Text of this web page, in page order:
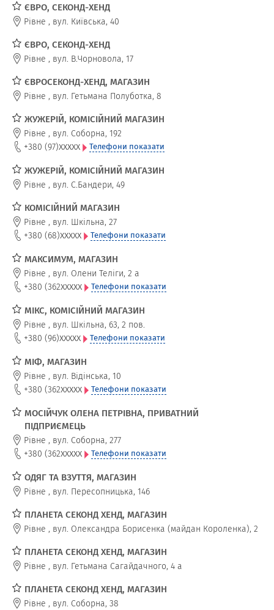
ЄВРО, СЕКОНД-ХЕНД
Рівне , вул. Київська, 40
ЄВРО, СЕКОНД-ХЕНД
Рівне , вул. В.Чорновола, 17
ЄВРОСЕКОНД-ХЕНД, МАГАЗИН
Рівне , вул. Гетьмана Полуботка, 8
ЖУЖЕРІЙ, КОМІСІЙНИЙ МАГАЗИН
Рівне , вул. Соборна, 192
+380 (97)xxxxx Телефони показати
ЖУЖЕРІЙ, КОМІСІЙНИЙ МАГАЗИН
Рівне , вул. С.Бандери, 49
КОМІСІЙНИЙ МАГАЗИН
Рівне , вул. Шкільна, 27
+380 (68)xxxxx Телефони показати
МАКСИМУМ, МАГАЗИН
Рівне , вул. Олени Теліги, 2 а
+380 (362xxxxx Телефони показати
МІКС, КОМІСІЙНИЙ МАГАЗИН
Рівне , вул. Шкільна, 63, 2 пов.
+380 (96)xxxxx Телефони показати
МІФ, МАГАЗИН
Рівне , вул. Відінська, 10
+380 (362xxxxx Телефони показати
МОСІЙЧУК ОЛЕНА ПЕТРІВНА, ПРИВАТНИЙ
ПІДПРИЄМЕЦЬ
Рівне , вул. Соборна, 277
+380 (362xxxxx Телефони показати
ОДЯГ ТА ВЗУТТЯ, МАГАЗИН
Рівне , вул. Пересопницька, 146
ПЛАНЕТА СЕКОНД ХЕНД, МАГАЗИН
Рівне , вул. Олександра Борисенка (майдан Короленка), 2
ПЛАНЕТА СЕКОНД ХЕНД, МАГАЗИН
Рівне , вул. Гетьмана Сагайдачного, 4 а
ПЛАНЕТА СЕКОНД ХЕНД, МАГАЗИН
Рівне , вул. Соборна, 38